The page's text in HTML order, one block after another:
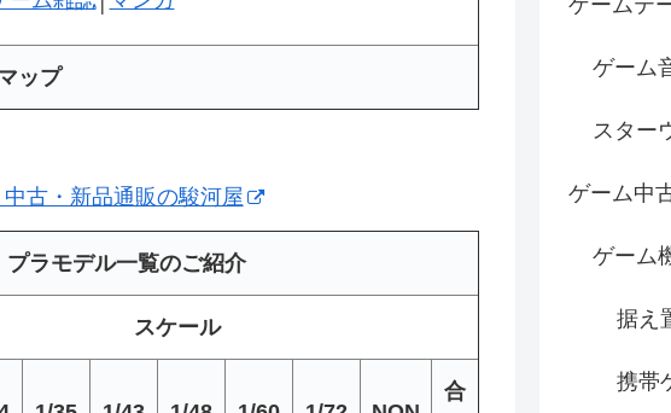
ップ
古・新品通販の駿河屋
プラモデル一覧のご紹介
スケール
合
ゲーム
スター
ゲーム中
ゲーム
据え
携帯